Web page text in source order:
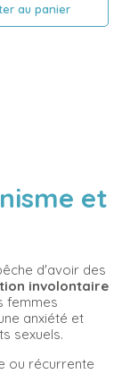
au panier
et
d'avoir des
involontaire
femmes
anxiété et
sexuels.
ou récurrente